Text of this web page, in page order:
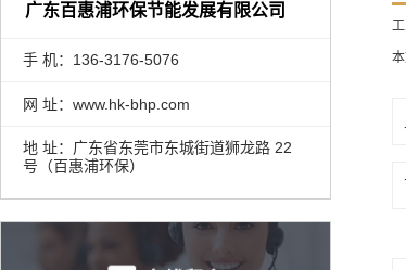
广东百惠浦环保节能发展有限公司
手 机：136-3176-5076
网 址：www.hk-bhp.com
地 址：广东省东莞市东城街道狮龙路 22
号（百惠浦环保）
本